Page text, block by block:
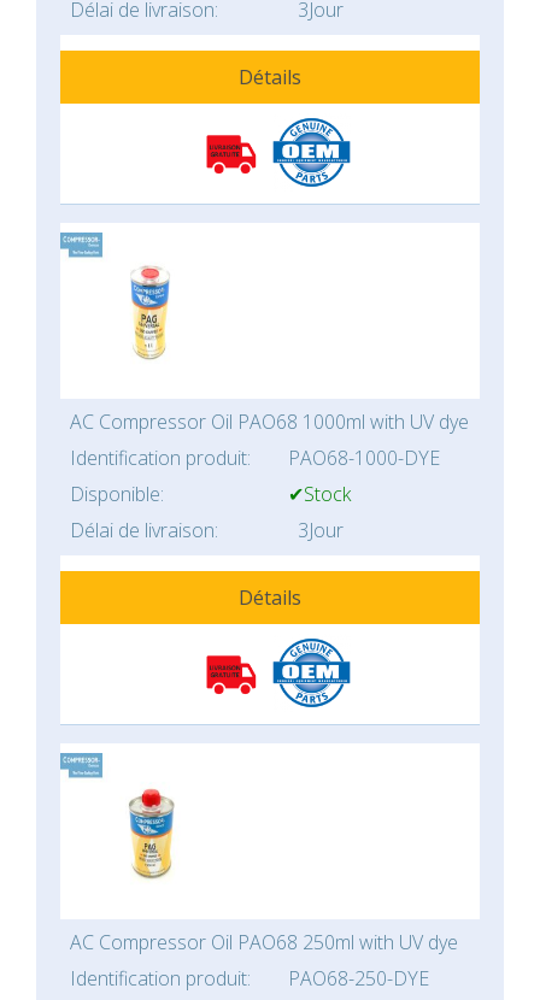
Délai de livraison: 3Jour
Détails
AC Compressor Oil PAO68 1000ml with UV dye
Identification produit:
PAO68-1000-DYE
Disponible:
✔Stock
Délai de livraison:
3Jour
Détails
AC Compressor Oil PAO68 250ml with UV dye
Identification produit:
PAO68-250-DYE